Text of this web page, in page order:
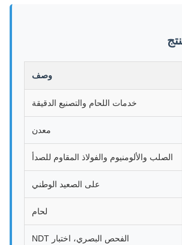
وصف
خدمات اللحام والتصنيع الدقيقة
معدن
الصلب والألومنيوم والفولاذ المقاوم للصدأ
على الصعيد الوطني
لحام
الفحص البصري، اختبار NDT